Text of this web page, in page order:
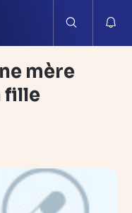
mère
fille